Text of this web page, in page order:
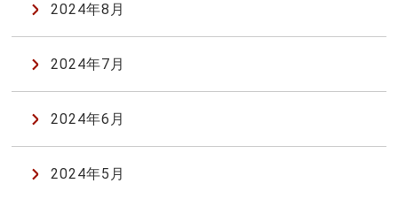
2024年8月
2024年7月
2024年6月
2024年5月